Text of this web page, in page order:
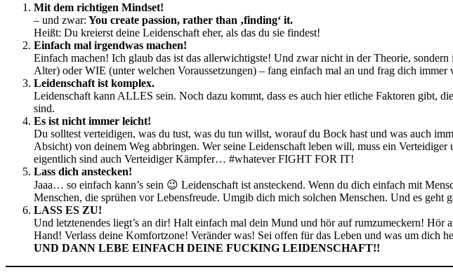
Mit dem richtigen Mindset!
– und zwar: You create passion, rather than ‚finding‘ it.
Heißt: Du kreierst deine Leidenschaft eher, als das du sie findest!
Einfach mal irgendwas machen!
Einfach machen! Ich glaub das ist das allerwichtigste! Und zwar nicht in der Theorie,
Alter) oder WIE (unter welchen Voraussetzungen) – fang einfach mal an und frag dich
Leidenschaft ist komplex.
Leidenschaft kann ALLES sein. Noch dazu kommt, dass es auch hier etliche Faktoren gibt,
sind.
Es ist nicht immer leicht!
Du solltest verteidigen, was du tust, was du tun willst, worauf du Bock hast und was auch
Absicht) von deinem Weg abbringen. Wer seine Leidenschaft leben will, muss ein
eigentlich sind auch Verteidiger Kämpfer… #whatever FIGHT FOR IT!
Lass dich anstecken!
Jaaa… so einfach kann’s sein 😉 Leidenschaft ist ansteckend. Wenn du dich einfach mit
Menschen, die sprühen vor Lebensfreude. Umgib dich mich solchen Menschen. Und es geht
LASS ES ZU!
Und letztenendes liegt’s an dir! Halt einfach mal dein Mund und hör auf rumzumeckern!
Hand! Verlass deine Komfortzone! Veränder was! Sei offen für das Leben und was um dich
UND DANN LEBE EINFACH DEINE FUCKING LEIDENSCHAFT!!